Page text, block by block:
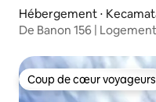
Hébergement ⋅
De Banon 156 |
Coup de cœur voyageurs
Coup de cœur voyageurs